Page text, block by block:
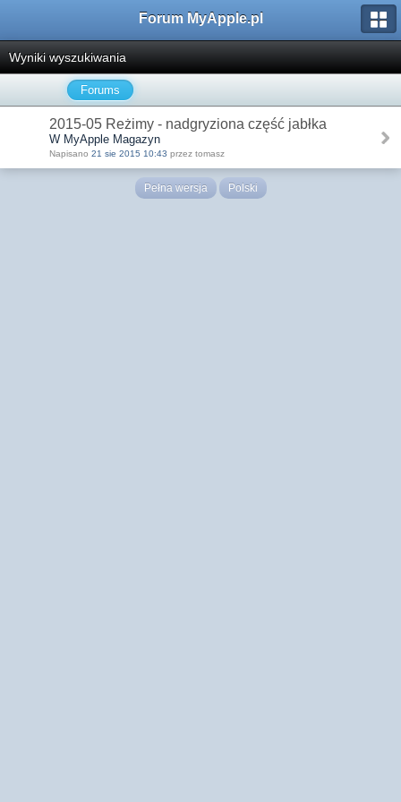
Forum MyApple.pl
Wyniki wyszukiwania
Forums
2015-05 Reżimy - nadgryziona część jabłka
W MyApple Magazyn
Napisano 21 sie 2015 10:43 przez tomasz
Pełna wersja Polski